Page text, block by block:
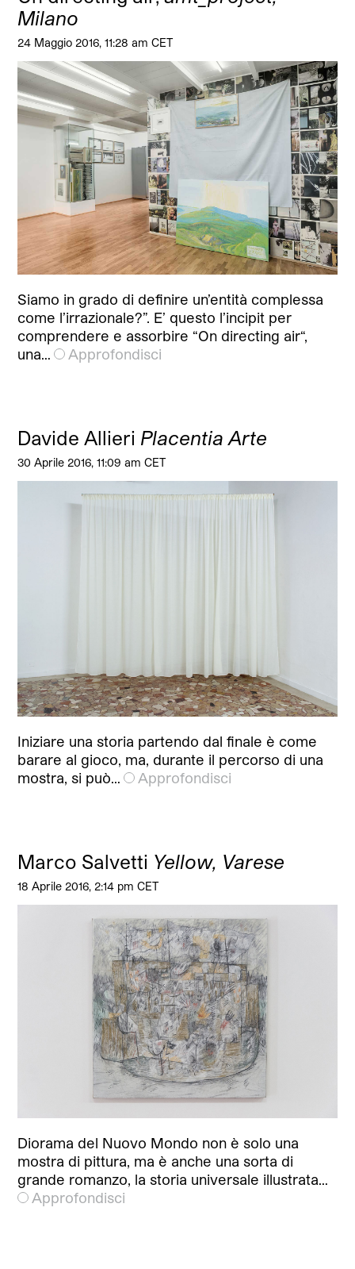
Milano
24 Maggio 2016, 11:28 am CET
Siamo in grado di definire un’entità complessa
come l’irrazionale?”. E’ questo l’incipit per
comprendere e assorbire “On directing air“,
una…
Approfondisci
Davide Allieri Placentia Arte
30 Aprile 2016, 11:09 am CET
Iniziare una storia partendo dal finale è come
barare al gioco, ma, durante il percorso di una
mostra, si può…
Approfondisci
Marco Salvetti Yellow, Varese
18 Aprile 2016, 2:14 pm CET
Diorama del Nuovo Mondo non è solo una
mostra di pittura, ma è anche una sorta di
grande romanzo, la storia universale illustrata…
Approfondisci